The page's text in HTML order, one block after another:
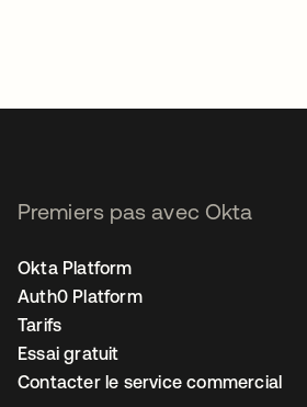
Premiers pas avec Okta
Okta Platform
Auth0 Platform
Tarifs
Essai gratuit
Contacter le service commercial